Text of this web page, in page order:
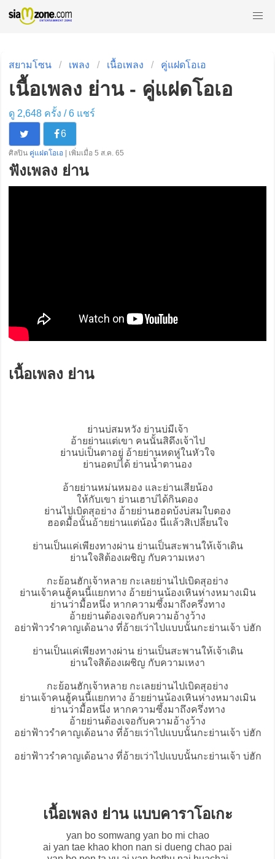
สยามโซน เพลง เนื้อเพลง คู่แฝดโอเอ
เนื้อเพลง ย่าน - คู่แฝดโอเอ
ดู 2,648 ครั้ง /6แชร์
6
ศิลปิน คู่แฝดโอเอ | เพิ่มเมื่อ 5 ส.ค. 65
ฟังเพลง ย่าน
เนื้อเพลง ย่าน
ย่านบ่สมหวัง ย่านบ่มีเจ้า
อ้ายย่านแต่เขา คนนั้นสิดึงเจ้าไป
ย่านบ่เป็นตาอยู่ อ้ายย่านหดหู่ในหัวใจ
ย่านอดบ่ได้ ย่านน้ำตานอง
อ้ายย่านหม่นหมอง และย่านเสียน้อง
ให้กับเขา ย่านเฮาบ่ได้กินดอง
ย่านไปเบิดสุอย่าง อ้ายย่านฮอดบ้งบ่สมใบตอง
ฮอดมื้อนั้นอ้ายย่านแต่น้อง นี่แล้วสิเปลี่ยนใจ
ย่านเป็นแค่เพียงทางผ่าน ย่านเป็นสะพานให้เจ้าเดิน
ย่านใจสิต้องเผชิญ กับความเหงา
กะย้อนฮักเจ้าหลาย กะเลยย่านไปเบิดสุอย่าง
ย่านเจ้าคนฮู้คนนี้แยกทาง อ้ายย่านน้องเหินห่างหมางเมิน
ย่านว่ามื้อหนึ่ง หากความซึ้งมาถึงครึ่งทาง
อ้ายย่านต้องเจอกับความอ้างว้าง
อย่าฟ้าวรำคาญเด้อนาง ที่อ้ายเว่าไปแบบนั้นกะย่านเจ้า บ่ฮัก
ย่านเป็นแค่เพียงทางผ่าน ย่านเป็นสะพานให้เจ้าเดิน
ย่านใจสิต้องเผชิญ กับความเหงา
กะย้อนฮักเจ้าหลาย กะเลยย่านไปเบิดสุอย่าง
ย่านเจ้าคนฮู้คนนี้แยกทาง อ้ายย่านน้องเหินห่างหมางเมิน
ย่านว่ามื้อหนึ่ง หากความซึ้งมาถึงครึ่งทาง
อ้ายย่านต้องเจอกับความอ้างว้าง
อย่าฟ้าวรำคาญเด้อนาง ที่อ้ายเว่าไปแบบนั้นกะย่านเจ้า บ่ฮัก
อย่าฟ้าวรำคาญเด้อนาง ที่อ้ายเว่าไปแบบนั้นกะย่านเจ้า บ่ฮัก
เนื้อเพลง ย่าน แบบคาราโอเกะ
yan bo somwang yan bo mi chao
ai yan tae khao khon nan si dueng chao pai